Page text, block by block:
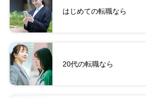
はじめての転職なら
20代の転職なら